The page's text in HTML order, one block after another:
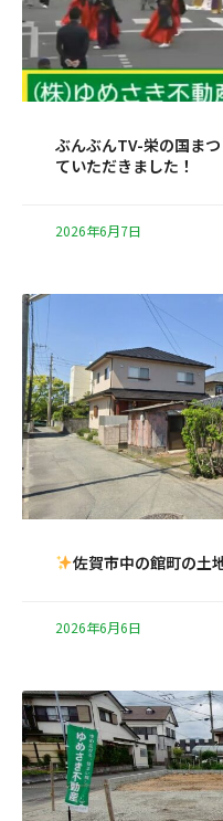
ぶんぶんTV-栄の国ま
ていただきました！
2026年6月7日
佐賀市中の館町の
2026年6月6日